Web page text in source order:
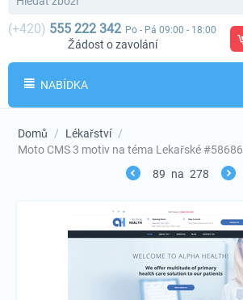
(+420) 555 222 342 Po - Pá 09:00 - 18:00
Žádost o zavolání
NABÍDKA
Domů / Lékařství /
Moto CMS 3 motiv na téma Lekařské #58686
89 na 278